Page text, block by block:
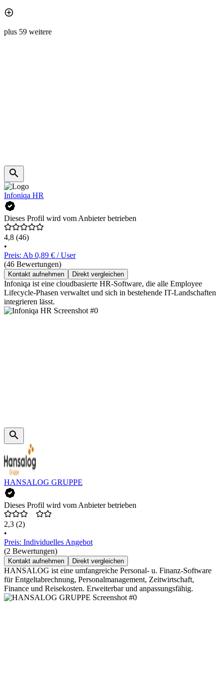
plus 59 weitere
Infoniqa HR
Dieses Profil wird vom Anbieter betrieben
4,8 (46)
•
Preis: Ab 0,89 € / User
(46 Bewertungen)
Kontakt aufnehmen Direkt vergleichen
Infoniqa ist eine cloudbasierte HR-Software, die alle Employee
Lifecycle-Phasen verwaltet und sich in bestehende IT-Landschaften
integrieren lässt.
HANSALOG GRUPPE
Dieses Profil wird vom Anbieter betrieben
2,3 (2)
•
Preis: Individuelles Angebot
(2 Bewertungen)
Kontakt aufnehmen Direkt vergleichen
HANSALOG ist eine umfangreiche Personal- u. Finanz-Software
für Entgeltabrechnung, Personalmanagement, Zeitwirtschaft,
Finance und Reisekosten. Erweiterbar und anpassungsfähig.